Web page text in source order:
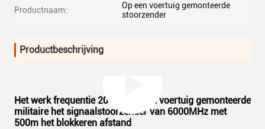
Productnaam:
Op een voertuig gemonteerde
stoorzender
Productbeschrijving
Het werk frequentie 20 aan op een voertuig gemonteerde
militaire het signaalstoorzender van 6000MHz met
500m het blokkeren afstand